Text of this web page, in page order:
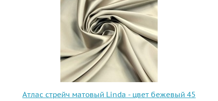
Атлас стрейч матовый Linda - цвет бежевый 45